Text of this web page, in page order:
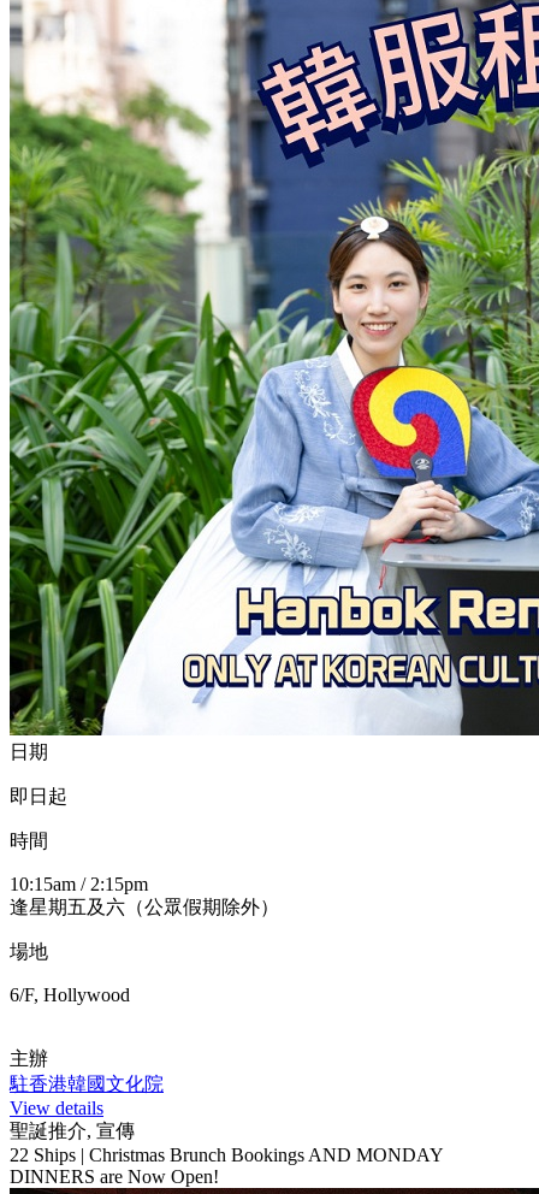
日期
即日起
時間
10:15am / 2:15pm
逢星期五及六（公眾假期除外）
場地
6/F, Hollywood
主辦
駐香港韓國文化院
View details
聖誕推介, 宣傳
22 Ships | Christmas Brunch Bookings AND MONDAY
DINNERS are Now Open!